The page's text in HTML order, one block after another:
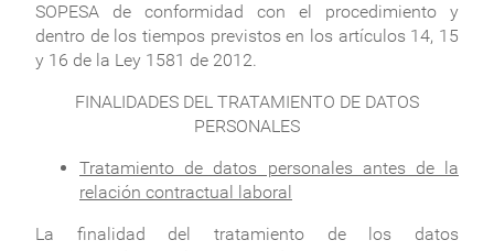
SOPESA de conformidad con el procedimiento y
dentro de los tiempos previstos en los artículos 14, 15
y 16 de la Ley 1581 de 2012.
FINALIDADES DEL TRATAMIENTO DE DATOS
PERSONALES
Tratamiento de datos personales antes de la
relación contractual laboral
La finalidad del tratamiento de los datos